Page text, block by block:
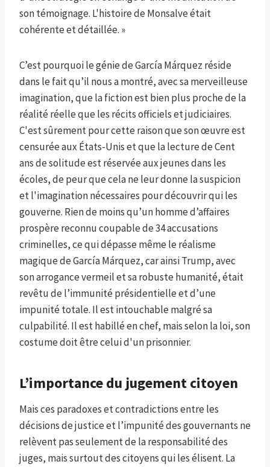
son témoignage. L'histoire de Monsalve était
cohérente et détaillée. »
C’est pourquoi le génie de García Márquez réside
dans le fait qu’il nous a montré, avec sa merveilleuse
imagination, que la fiction est bien plus proche de la
réalité réelle que les récits officiels et judiciaires.
C'est sûrement pour cette raison que son œuvre est
censurée aux États-Unis et que la lecture de Cent
ans de solitude est réservée aux jeunes dans les
écoles, de peur que cela ne leur donne la suspicion
et l'imagination nécessaires pour découvrir qui les
gouverne. Rien de moins qu’un homme d’affaires
prospère reconnu coupable de 34 accusations
criminelles, ce qui dépasse même le réalisme
magique de García Márquez, car ainsi Trump, avec
son arrogance vermeil et sa robuste humanité, était
revêtu de l’immunité présidentielle et d’une
impunité totale. Il est intouchable malgré sa
culpabilité. Il est habillé en chef, mais selon la loi, son
costume doit être celui d'un prisonnier.
L’importance du jugement citoyen
Mais ces paradoxes et contradictions entre les
décisions de justice et l’impunité des gouvernants ne
relèvent pas seulement de la responsabilité des
juges, mais surtout des citoyens qui les élisent. La